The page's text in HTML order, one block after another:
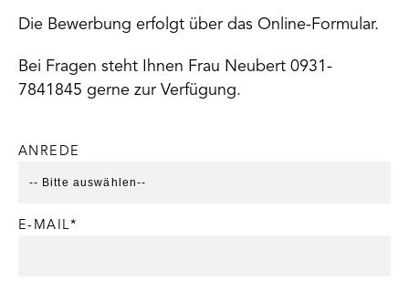
Die Bewerbung erfolgt über das Online-Formular.
Bei Fragen steht Ihnen Frau Neubert 0931-
7841845 gerne zur Verfügung.
ANREDE
E-MAIL*